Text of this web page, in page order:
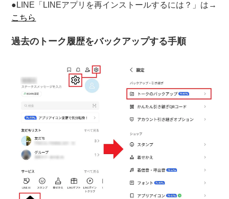
●LINE「LINEアプリを再インストールするには？」は→
こちら
過去のトーク履歴をバックアップする手順